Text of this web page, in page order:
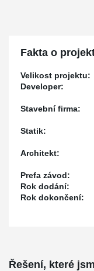
Fakta o
Velikost projektu:
Developer:
Stavební firma:
Statik:
Architekt:
Prefa závod:
Rok dodání:
Rok dokončení:
Řešení, které